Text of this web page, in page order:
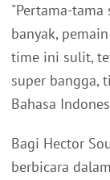
"Pertama-tama
banyak,
time ini sulit,
super bangga,
Bahasa
Bagi Hector
berbicara